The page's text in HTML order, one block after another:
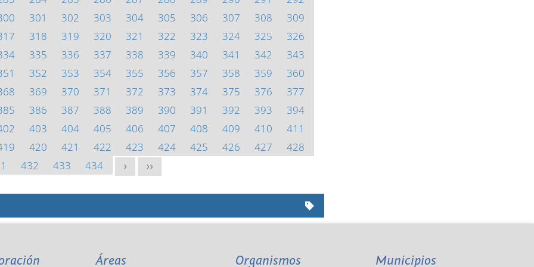
301 302 303 304 305 306 307 308
309
318 319 320 321 322 323 324 325
326
335 336 337 338 339 340 341 342
343
352 353 354 355 356 357 358 359
360
369 370 371 372 373 374 375 376
377
386 387 388 389 390 391 392 393
394
403 404 405 406 407 408 409 410
411
420 421 422 423 424 425 426 427
428
432 433 434 > >>
Áreas Organismos Municipios